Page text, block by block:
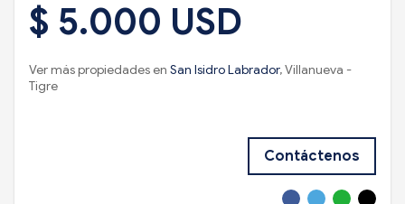
$ 5.000 USD
Ver más propiedades en San Isidro Labrador, Villanueva -
Tigre
Contáctenos